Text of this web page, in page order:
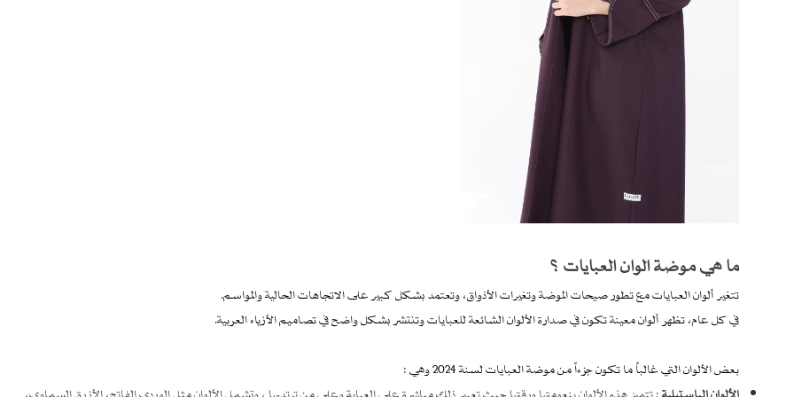
ما هي موضة الوان العبايات ؟
تتغير ألوان العبايات مع تطور صيحات الموضة وتغيرات الأذواق، وتعتمد بشكل كبير على الاتجاهات الحالية والمواسم.
في كل عام، تظهر ألوان معينة تكون في صدارة الألوان الشائعة للعبايات وتنتشر بشكل واضح في تصاميم الأزياء العربية.
بعض الألوان التي غالباً ما تكون جزءاً من موضة العبايات لسنة 2024 وهي :